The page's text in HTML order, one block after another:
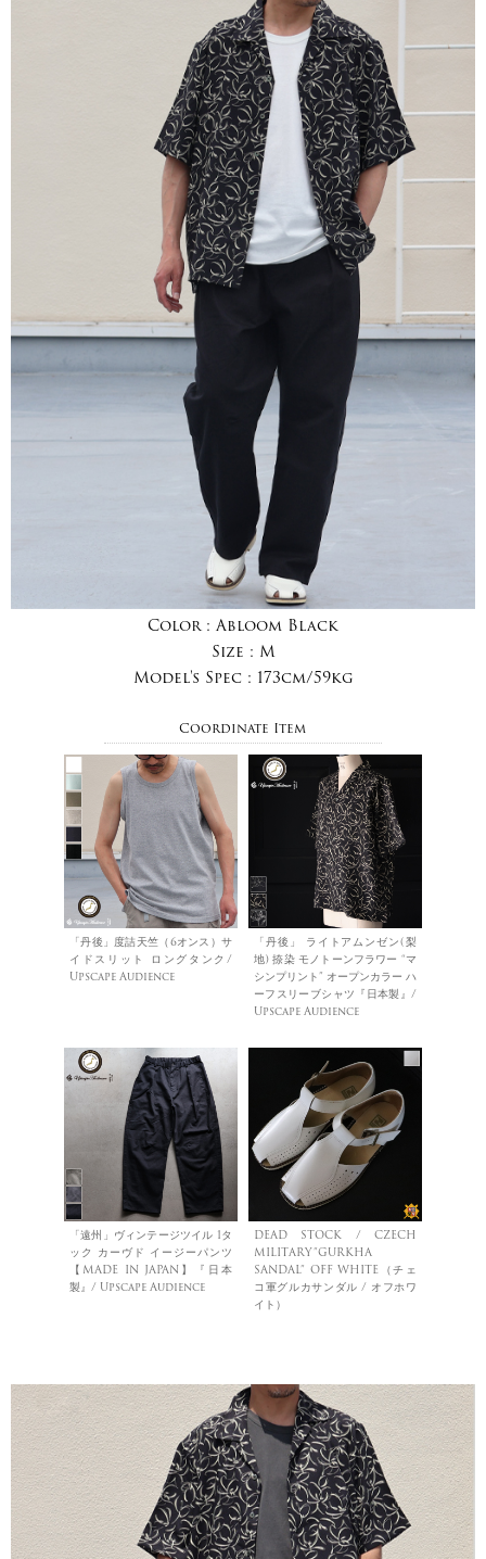
Color : Abloom Black
Size : M
Model's Spec : 173cm/59kg
Coordinate Item
「丹後」度詰天竺（6オンス）サ
イドスリット ロングタンク/
Upscape Audience
「丹後」 ライトアムンゼン(梨
地) 捺染 モノトーンフラワー “マ
シンプリント” オープンカラー ハ
ーフスリーブシャツ『日本製』/
Upscape Audience
「遠州」ヴィンテージツイル 1タ
ック カーヴド イージーパンツ
【MADE IN JAPAN】『日本
製』/ Upscape Audience
DEAD STOCK / CZECH
MILITARY”GURKHA
SANDAL” OFF WHITE（チェ
コ軍グルカサンダル / オフホワ
イト）